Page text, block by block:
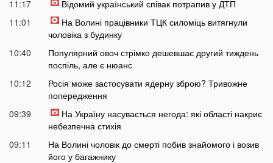
11:17
Відомий український співак потрапив у ДТП
11:01
На Волині працівники ТЦК силоміць витягнули
чоловіка з будинку
10:40
Популярний овоч стрімко дешевшає другий тиждень
поспіль, але є нюанс
10:12
Росія може застосувати ядерну зброю? Тривожне
попередження
09:39
На Україну насувається негода: які області накриє
небезпечна стихія
09:11
На Волині чоловік до смерті побив знайомого і возив
його у багажнику